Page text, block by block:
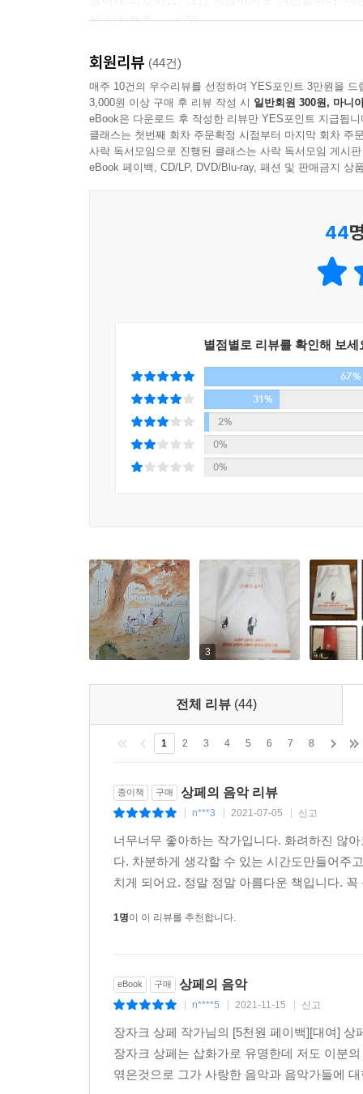
에 심취했죠. --- p.37
내 삶을 구원해 준 건 음악입니다. 음악이 아니었
내가 알기로, 이 말이 사실이었으면 좋겠는데, 내
계와 같다고 말했습니다. 난 그가 정말로 이렇게
요! --- p.100
믿는 신사, 쩔쩔매며 악보를 읽어 가는 어린 소녀,
회원리뷰 (44건)
매주 10건의 우수리뷰를 선정하여 YES포인트 3만원을 드
3,000원 이상 구매 후 리뷰 작성 시 일반회원 300원, 마니
eBook은 다운로드 후 작성한 리뷰만 YES포인트 지급됩니
클래스는 첫번째 회차 주문확정 시점부터 마지막 회차 주
사락 독서모임으로 진행된 클래스는 사락 독서모임 게시
eBook 페이백, CD/LP, DVD/Blu-ray, 패션 및 판매금지 상
44
별점별로 리뷰를 확인해 보세
67%
31%
2%
0%
0%
3
전체 리뷰 (44)
1 2 3 4 5 6 7 8
종이책 구매 상페의 음악 리뷰
n***3 2021-07-05 신고
너무너무 좋아하는 작가입니다. 화려하진 않
다. 차분하게 생각할 수 있는 시간도만들어주
치게 되어요. 정말 정말 아름다운 책입니다.
1명이 이 리뷰를 추천합니다.
eBook 구매 상페의 음악
n****5 2021-11-15 신고
장자크 상페 작가님의 [5천원 페이백][대여]
장자크 상페는 삽화가로 유명한데 저도 이분
엮은것으로 그가 사랑한 음악과 음악가들에